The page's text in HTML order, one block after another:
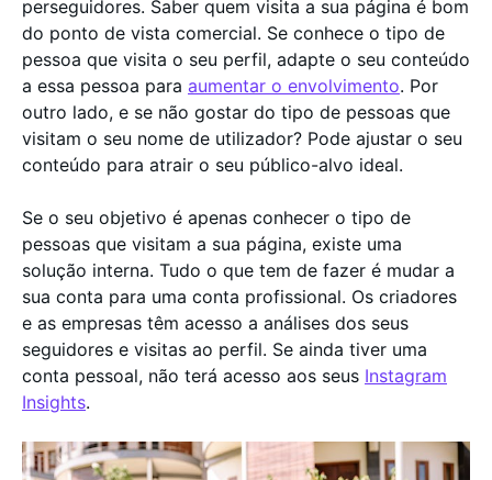
perseguidores. Saber quem visita a sua página é bom
do ponto de vista comercial. Se conhece o tipo de
pessoa que visita o seu perfil, adapte o seu conteúdo
a essa pessoa para aumentar o envolvimento. Por
outro lado, e se não gostar do tipo de pessoas que
visitam o seu nome de utilizador? Pode ajustar o seu
conteúdo para atrair o seu público-alvo ideal.
Se o seu objetivo é apenas conhecer o tipo de
pessoas que visitam a sua página, existe uma
solução interna. Tudo o que tem de fazer é mudar a
sua conta para uma conta profissional. Os criadores
e as empresas têm acesso a análises dos seus
seguidores e visitas ao perfil. Se ainda tiver uma
conta pessoal, não terá acesso aos seus Instagram
Insights.